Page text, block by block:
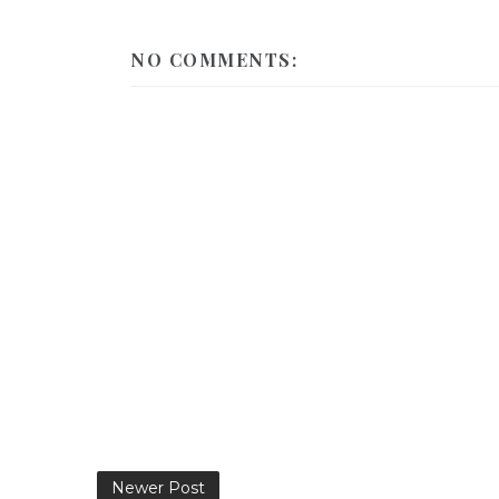
NO COMMENTS:
Newer Post